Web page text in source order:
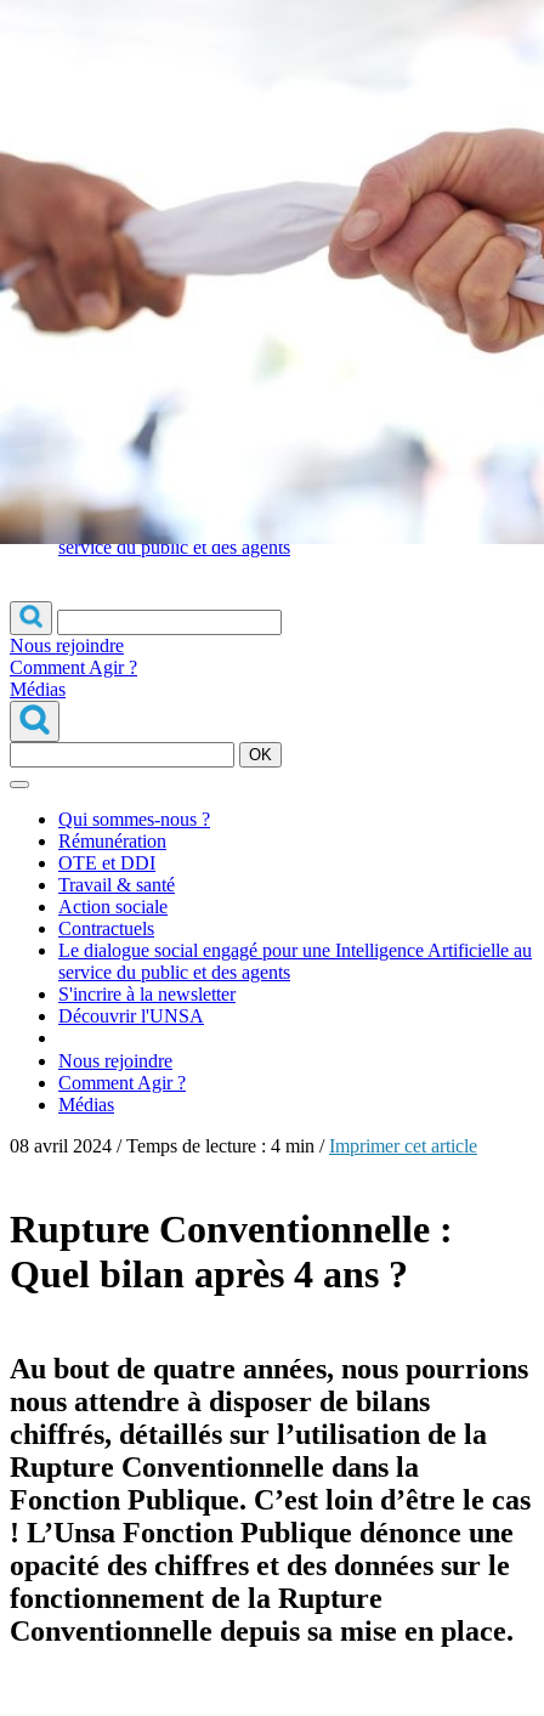
sommes-
nous ?
newsletter
Rémunération
|
Travail & santé
Action sociale
|
Le dialogue social engagé pour une Intelligence Artificielle au
service du public et des agents
Nous rejoindre
Comment Agir ?
Médias
OK
Qui sommes-nous ?
Rémunération
OTE et DDI
Travail & santé
Action sociale
Contractuels
Le dialogue social engagé pour une Intelligence Artificielle au
service du public et des agents
S'incrire à la newsletter
Découvrir l'UNSA
Nous rejoindre
Comment Agir ?
Médias
08 avril 2024 / Temps de lecture : 4 min /Imprimer cet article
Rupture Conventionnelle :
Quel bilan après 4 ans ?
Au bout de quatre années, nous pourrions
nous attendre à disposer de bilans
chiffrés, détaillés sur l’utilisation de la
Rupture Conventionnelle dans la
Fonction Publique. C’est loin d’être le cas
! L’Unsa Fonction Publique dénonce une
opacité des chiffres et des données sur le
fonctionnement de la Rupture
Conventionnelle depuis sa mise en place.